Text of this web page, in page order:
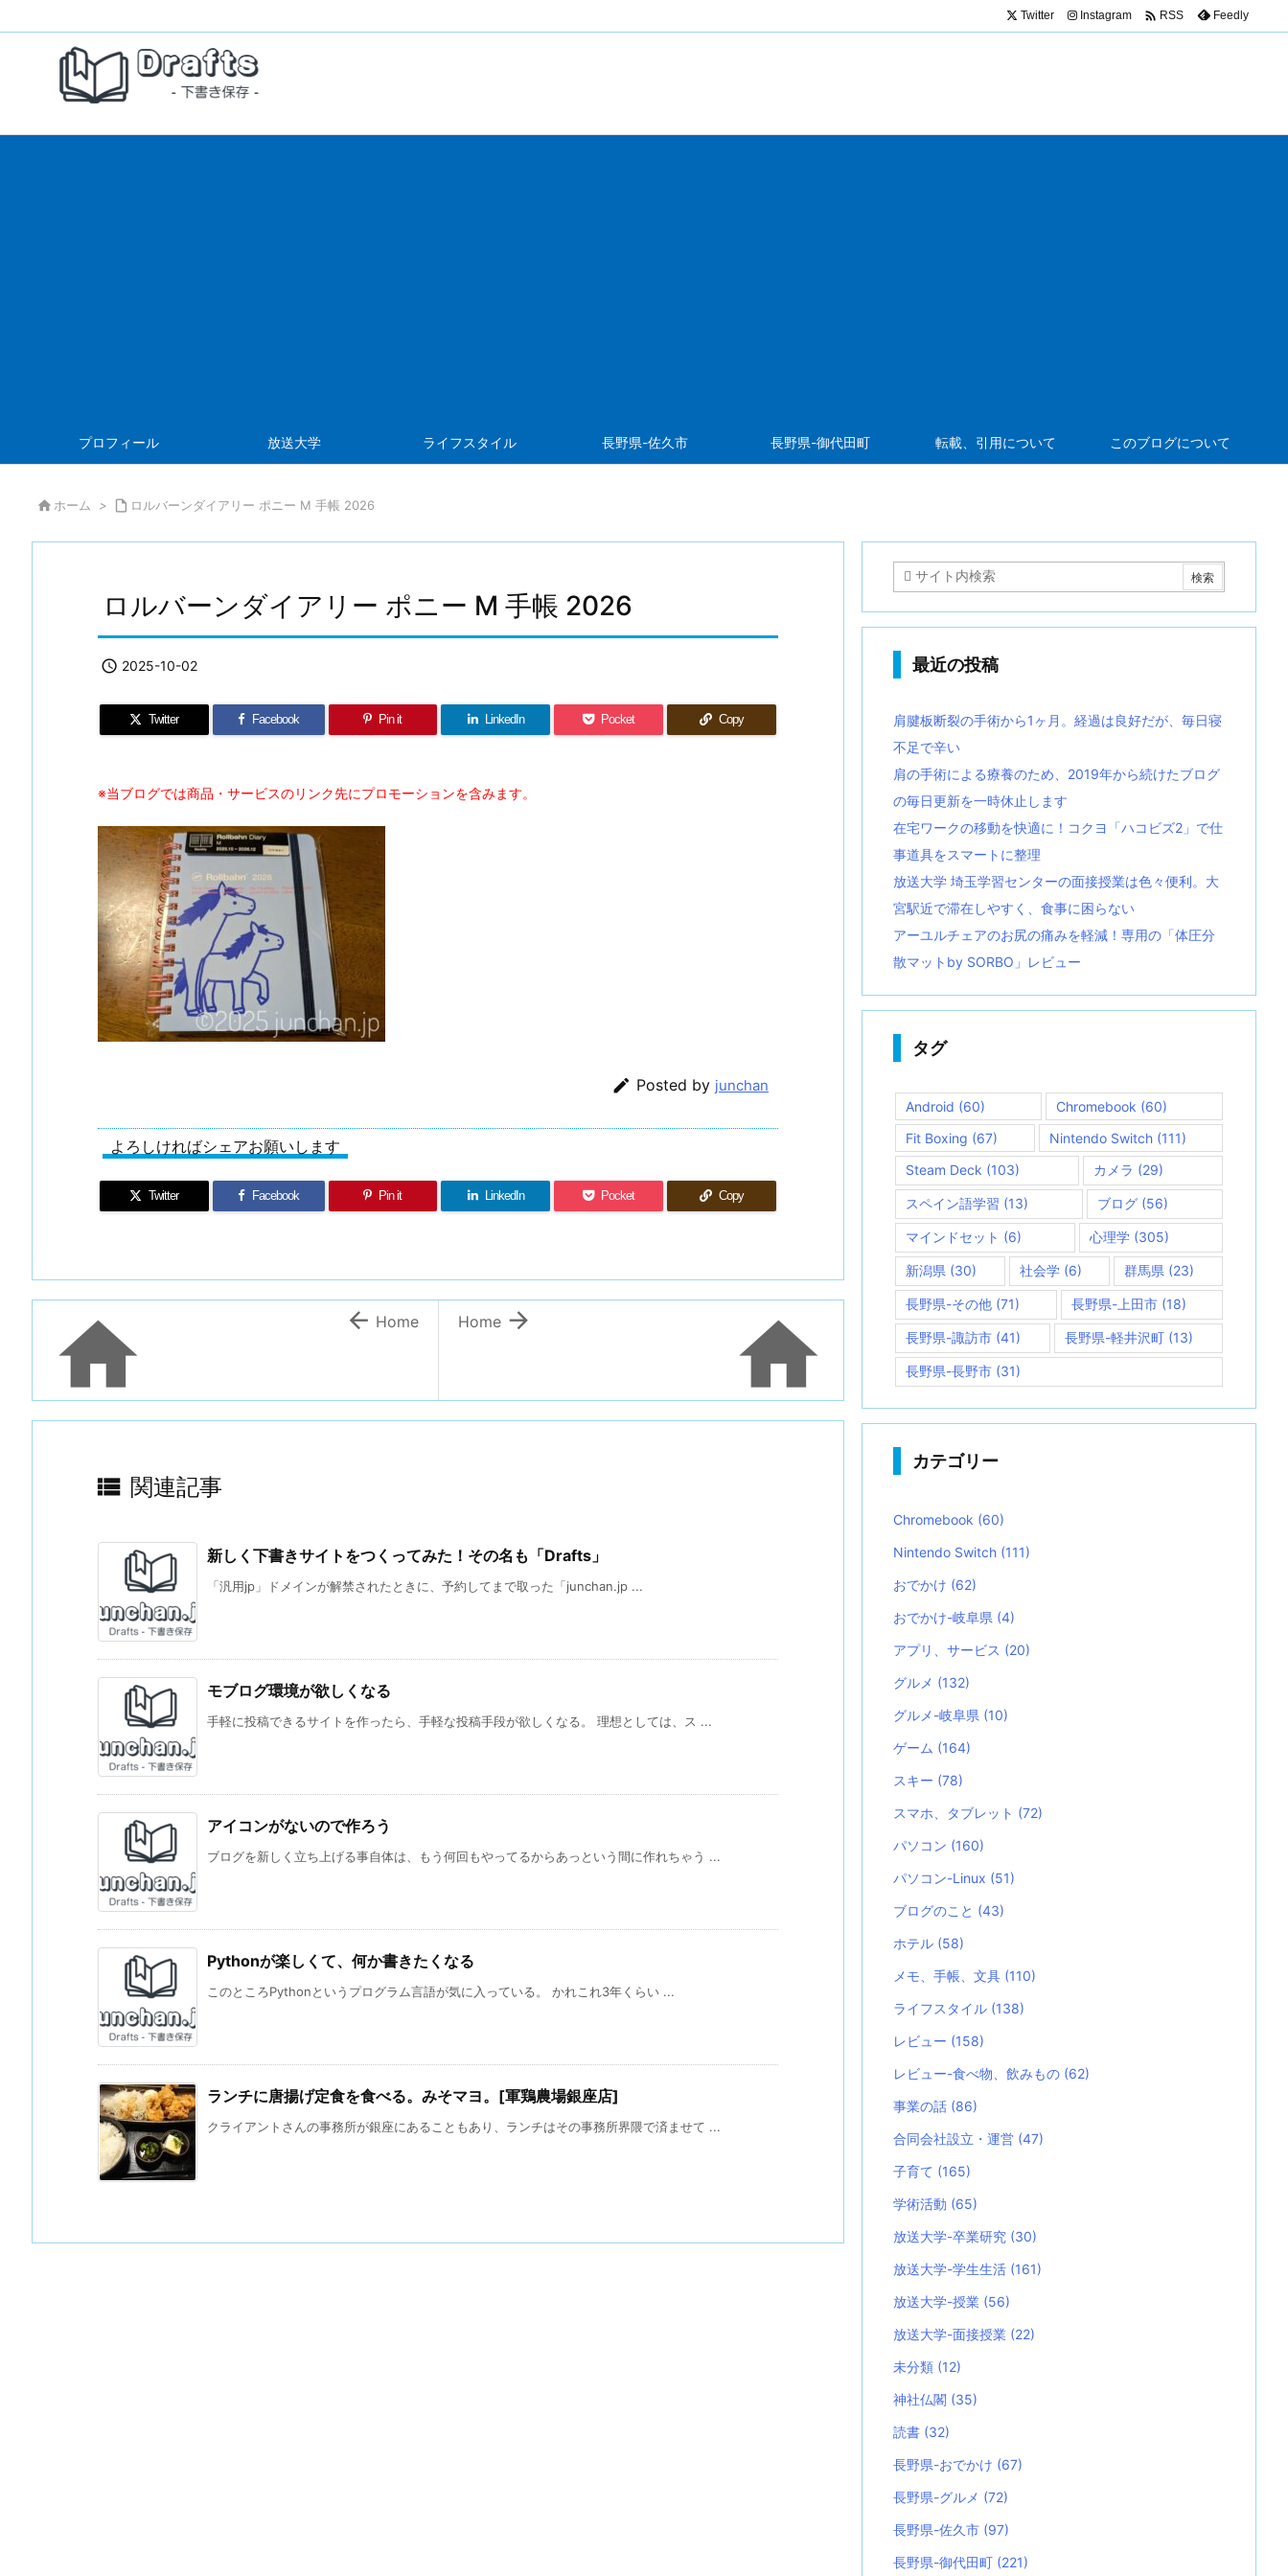
プロフィール 放送大学 ライフスタイル 長野県-佐久市 長野県-御代田町 転載、引用について このブログについて
Twitter Instagram  RSS Feedly
 ホーム >  ロルバーンダイアリー ポニー M 手帳 2026
ロルバーンダイアリー ポニー M 手帳 2026
 2025-10-02
Twitter Facebook Pin it LinkedIn Pocket Copy
※当ブログでは商品・サービスのリンク先にプロモーションを含みます。
 Posted by junchan
よろしければシェアお願いします
Twitter Facebook Pin it LinkedIn Pocket Copy


Home
  Home
 関連記事
新しく下書きサイトをつくってみた！その名も「Drafts」
「汎用jp」ドメインが解禁されたときに、予約してまで取った「junchan.jp ...
モブログ環境が欲しくなる
手軽に投稿できるサイトを作ったら、手軽な投稿手段が欲しくなる。 理想としては、ス ...
アイコンがないので作ろう
ブログを新しく立ち上げる事自体は、もう何回もやってるからあっという間に作れちゃう ...
Pythonが楽しくて、何か書きたくなる
このところPythonというプログラム言語が気に入っている。 かれこれ3年くらい ...
ランチに唐揚げ定食を食べる。みそマヨ。[軍鶏農場銀座店]
クライアントさんの事務所が銀座にあることもあり、ランチはその事務所界隈で済ませて ...
最近の投稿
肩腱板断裂の手術から1ヶ月。経過は良好だが、毎日寝
不足で辛い
肩の手術による療養のため、2019年から続けたブログ
の毎日更新を一時休止します
在宅ワークの移動を快適に！コクヨ「ハコビズ2」で仕
事道具をスマートに整理
放送大学 埼玉学習センターの面接授業は色々便利。大
宮駅近で滞在しやすく、食事に困らない
アーユルチェアのお尻の痛みを軽減！専用の「体圧分
散マットby SORBO」レビュー
タグ
Android (60) Chromebook (60)
Fit Boxing (67) Nintendo Switch(111)
Steam Deck (103) カメラ (29)
スペイン語学習 (13) ブログ (56)
マインドセット (6) 心理学 (305)
新潟県 (30) 社会学(6) 群馬県 (23)
長野県-その他 (71) 長野県-上田市(18)
長野県-諏訪市 (41) 長野県-軽井沢町 (13)
長野県-長野市 (31)
カテゴリー
Chromebook (60)
Nintendo Switch (111)
おでかけ (62)
おでかけ-岐阜県 (4)
アプリ、サービス (20)
グルメ (132)
グルメ-岐阜県 (10)
ゲーム (164)
スキー (78)
スマホ、タブレット (72)
パソコン (160)
パソコン-Linux (51)
ブログのこと (43)
ホテル (58)
メモ、手帳、文具 (110)
ライフスタイル (138)
レビュー (158)
レビュー-食べ物、飲みもの (62)
事業の話 (86)
合同会社設立・運営 (47)
子育て (165)
学術活動 (65)
放送大学-卒業研究 (30)
放送大学-学生生活 (161)
放送大学-授業 (56)
放送大学-面接授業 (22)
未分類 (12)
神社仏閣 (35)
読書 (32)
長野県-おでかけ (67)
長野県-グルメ (72)
長野県-佐久市 (97)
長野県-御代田町 (221)